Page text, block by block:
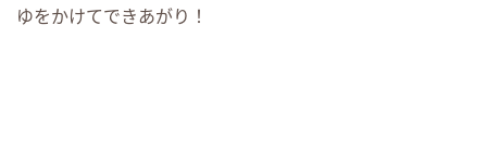
ゆをかけてできあがり！